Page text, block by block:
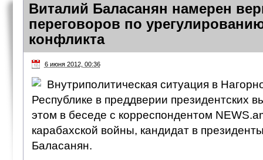
Виталий Баласанян намерен
переговоров по
конфликта
6 июня 2012, 00:36
Внутриполитическая ситуация в
Республике в преддверии президентских
этом в беседе с корреспондентом
карабахской войны, кандидат в
Баласанян.